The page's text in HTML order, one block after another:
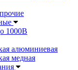
1000В
алюминиевая
медная